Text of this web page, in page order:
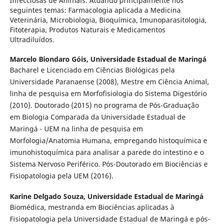
seguintes temas: Farmacologia aplicada a Medicina
Veterinária, Microbiologia, Bioquímica, Imunoparasitologia,
Fitoterapia, Produtos Naturais e Medicamentos
Ultradiluídos.
Marcelo Biondaro Góis, Universidade Estadual de Maringá
Bacharel e Licenciado em Ciências Biológicas pela
Universidade Paranaense (2008), Mestre em Ciência Animal,
linha de pesquisa em Morfofisiologia do Sistema Digestório
(2010). Doutorado (2015) no programa de Pós-Graduação
em Biologia Comparada da Universidade Estadual de
Maringá - UEM na linha de pesquisa em
Morfologia/Anatomia Humana, empregando histoquímica e
imunohistoquímica para analisar a parede do intestino e o
Sistema Nervoso Periférico. Pós-Doutorado em Biociências e
Fisiopatologia pela UEM (2016).
Karine Delgado Souza, Universidade Estadual de Maringá
Biomédica, mestranda em Biociências aplicadas à
Fisiopatologia pela Universidade Estadual de Maringá e pós-